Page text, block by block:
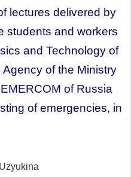
lectures delivered by
students and workers
and Technology of
of the Ministry
of Russia
of emergencies, in